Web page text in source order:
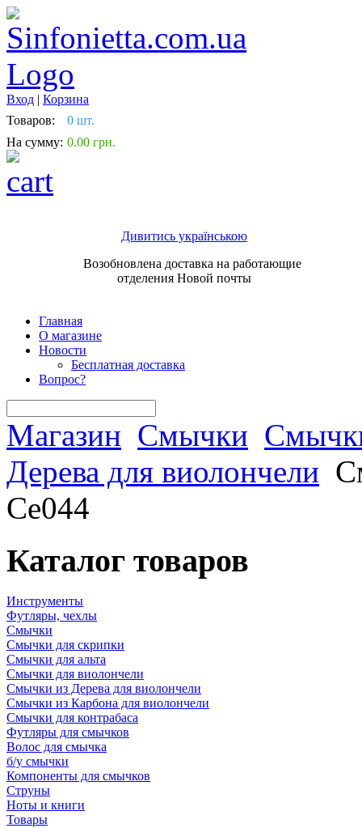
Вход | Корзина
Товаров:
0 шт.
На сумму: 0.00 грн.
Дивитись українською
Возобновлена доставка на работающие
отделения Новой почты
Главная
О магазине
Новости
Бесплатная доставка
Вопрос?
Магазин Смычки
Дерева для виолончели
Ce044
Каталог товаров
Инструменты
Футляры, чехлы
Смычки
Смычки для скрипки
Смычки для альта
Смычки для виолончели
Смычки из Дерева для виолончели
Смычки из Карбона для виолончели
Смычки для контрабаса
Футляры для смычков
Волос для смычка
б/у смычки
Компоненты для смычков
Струны
Ноты и книги
Товары